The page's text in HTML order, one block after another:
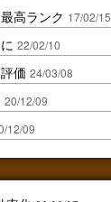
高ランク 17/02/15
22/02/10
価 24/03/08
20/12/09
12/09